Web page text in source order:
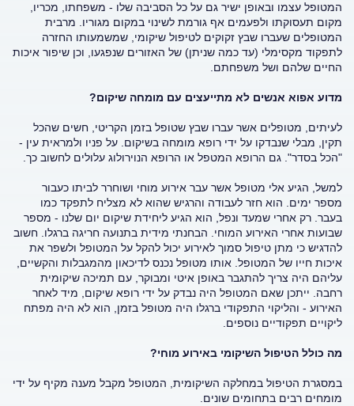
המטופל עצמו ובאופן ישיר גם על כל הסביבה שלו - משפחתו, מכריו,
מקום תעסוקתו ולפעמים אף גורמת לשינוי במקום מגוריו. מרבית
המטופלים שעברו שבץ זקוקים לטיפול שיקומי, שמשמעותו החזרה
לתפקוד מקסימלי (עד כמה שניתן) של האזורים שנפגעו, וכן שיפור איכות
החיים שלהם ושל משפחתם.
מדוע אפוא אנשים לא מתייעצים עם מומחה שיקום?
לעיתים, מטופלים אשר עברו שבץ שטופל בזמן הקריטי, חשים שהכל
תקין, מבלי שנבדקו על ידי רופא מומחה בשיקום. על פניו ולמראית עין -
"הכל בסדר". גם הרופא המטפל או הרופא הנוירולוג עלולים לחשוב כך.
למשל, הגיע אלי מטופל אשר עבר אירוע מוחי ושוחרר לביתו כעבור
מספר ימים. הוא חזר לעבודה והרגיש שהוא לא מצליח לתפקד כמו
בעבר. רק אחרי שמעד ונפל, הוא הגיע ליחידת שיקום יום שלנו - מספר
שבועות אחרי האירוע המוחי. הבחנתי מידית בתנועה חריגה ברגלו. חשוב
להדגיש כי מתן טיפול סמוך לאירוע יכול להקל על המטופל ולשפר את
איכות חייו של המטופל. אותו מטופל נכנס לדיכאון מהמגבלות והקשיים,
עליהם היה צריך להתגבר באופן איטי ומבוקר, עם תמיכה שיקומית
רחבה. ייתכן שאם המטופל היה נבדק על ידי רופא שיקום, מיד לאחר
האירוע - והליקוי התפקודי ברגלו היה מטופל בזמן, הוא לא היה מפתח
ליקויים תפקודיים נוספים.
מה כולל הטיפול השיקומי באירוע מוחי?
במסגרת הטיפול במחלקה השיקומית, המטופל מקבל מענה מקיף על ידי
מומחים רבים בתחומים שונים.